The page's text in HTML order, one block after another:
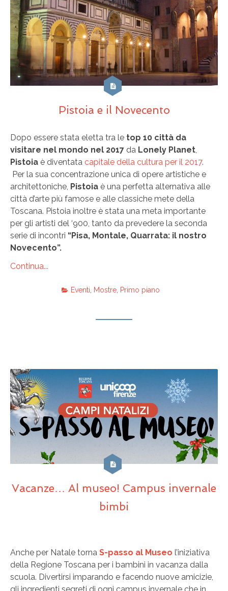
Pistoia e il Novecento
Dopo essere stata eletta tra le top 10 città da
visitare nel mondo nel 2017 da Lonely Planet,
Pistoia è diventata capitale della cultura per il 2017.
Per la sua concentrazione unica di opere artistiche e
architettoniche, Pistoia è una perfetta alternativa alle
città d’arte più famose e alle classiche mete della
Toscana. Pistoia inoltre è stata una meta importante
per gli artisti del ‘900, tanto da prevedere la seconda
serie di incontri “Pisa, Montale, Quarrata: il nostro
Novecento”.
Continua...
Eventi Mostre Primo piano
Vacanze… Al museo! Campus invernale
bimbi
Anche per Natale torna S-passo al Museo l’iniziativa
della Regione Toscana per i bambini in vacanza dalla
scuola. Divertirsi imparando e facendo nuove amicizie,